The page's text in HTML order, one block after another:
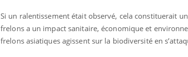
Si un ralentissement était observé, cela constituerait
frelons a un impact sanitaire, économique et
frelons asiatiques agissent sur la biodiversité en